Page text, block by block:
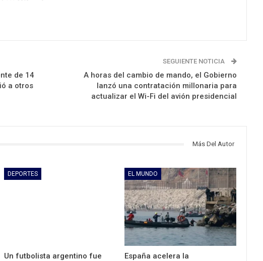
de 14
a otros
SEGUIENTE NOTICIA
A horas del cambio de mando, el Gobierno
lanzó una contratación millonaria para
actualizar el Wi-Fi del avión presidencial
Más Del Autor
DEPORTES
Un futbolista argentino fue
EL MUNDO
España acelera la